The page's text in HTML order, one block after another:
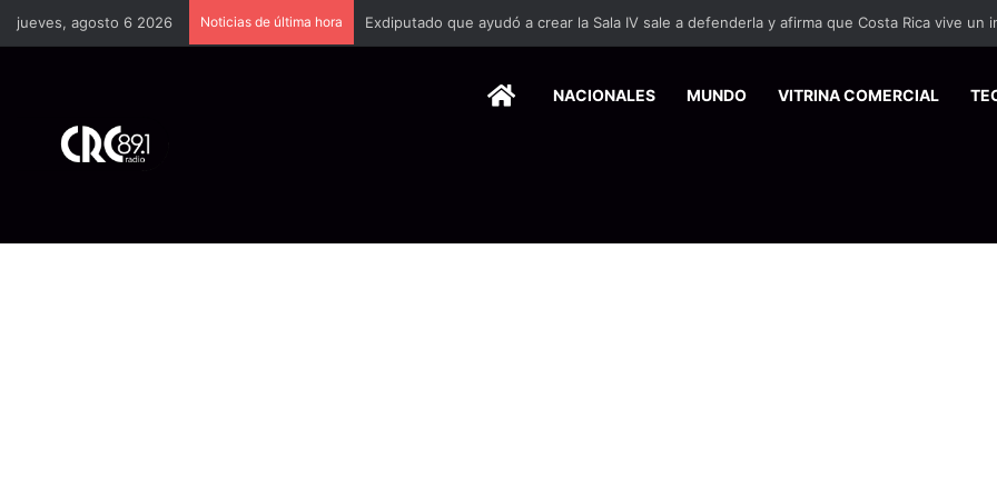
jueves, agosto 6 2026 Noticias de última hora
HOMENACIONALES MUNDO VITRINA COMERCIAL